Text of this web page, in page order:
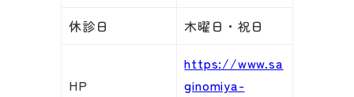
休診日 木曜日・祝日
HP
https://www.sa
ginomiya-